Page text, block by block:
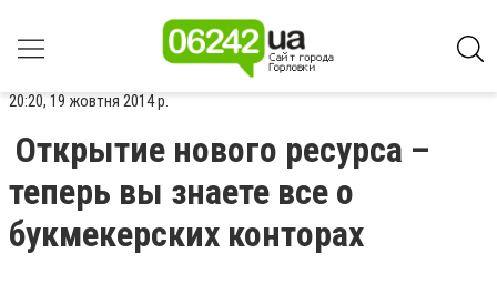
20:20, 19 жовтня 2014 р.
Открытие нового ресурса –
теперь вы знаете все о
букмекерских конторах